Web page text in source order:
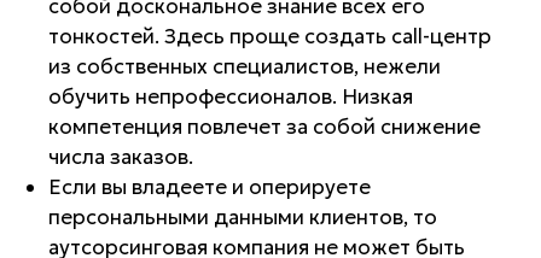
собой доскональное знание всех его
тонкостей. Здесь проще создать call-центр
из собственных специалистов, нежели
обучить непрофессионалов. Низкая
компетенция повлечет за собой снижение
числа заказов.
Если вы владеете и оперируете
персональными данными клиентов, то
аутсорсинговая компания не может быть